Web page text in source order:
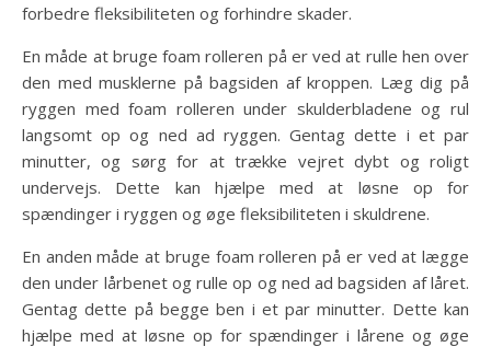
forbedre fleksibiliteten og forhindre skader.
En måde at bruge foam rolleren på er ved at rulle hen over
den med musklerne på bagsiden af kroppen. Læg dig på
ryggen med foam rolleren under skulderbladene og rul
langsomt op og ned ad ryggen. Gentag dette i et par
minutter, og sørg for at trække vejret dybt og roligt
undervejs. Dette kan hjælpe med at løsne op for
spændinger i ryggen og øge fleksibiliteten i skuldrene.
En anden måde at bruge foam rolleren på er ved at lægge
den under lårbenet og rulle op og ned ad bagsiden af låret.
Gentag dette på begge ben i et par minutter. Dette kan
hjælpe med at løsne op for spændinger i lårene og øge